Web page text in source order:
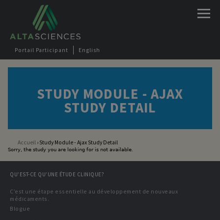
Portail Participant English
STUDY MODULE - AJAX
STUDY DETAIL
Vous êtes ici
Accueil › Study Module - Ajax Study Detail
Sorry, the study you are looking for is not available.
QU’EST-CE QU’UNE ÉTUDE CLINIQUE?
C’est une étape essentielle au développement de nouveaux
médicaments.
Blogue